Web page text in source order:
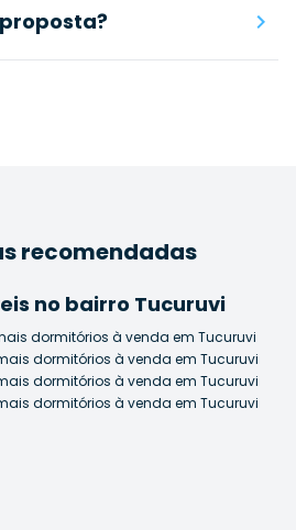
recomendadas
no bairro Tucuruvi
dormitórios à venda em Tucuruvi
dormitórios à venda em Tucuruvi
dormitórios à venda em Tucuruvi
dormitórios à venda em Tucuruvi